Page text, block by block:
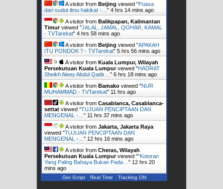
A visitor from Beijing viewed "Puasa
dari sudut ilmu hakikat -… " 4 hrs 15 mins ago
A visitor from Balikpapan, Kalimantan
Timurviewed "JALAL, JAMAL, QOHAR, KAMAL
- TVTarekat" 4 hrs 58 mins ago
A visitor from Beijing viewed "APAKAH
ITU PONDOK ? - TVTarekat" 5 hrs 56 mins ago
A visitor from Kuala Lumpur, Wilayah
Persekutuan Kuala Lumpurviewed "HADRAT
Sheikh Aleey Abdul Qadir… " 6 hrs 18 mins ago
A visitor from Bamako viewed "NUR
MUHAMMAD - TVTarekat" 11 hrs ago
A visitor from Casablanca, Casablanca-
settat viewed "TUJUAN PENCIPTAAN DAN
MENGENAL -… " 11 hrs 37 mins ago
A visitor from Jakarta, Jakarta Raya
viewed "TUJUAN PENCIPTAAN DAN
MENGENAL -… " 12 hrs 16 mins ago
A visitor from Cheras, Wilayah
Persekutuan Kuala Lumpurviewed ""Kotoran
Yang Paling Bahaya Bukan Pada… " 12 hrs 20
mins ago
Get Script Real Time Tracking ON